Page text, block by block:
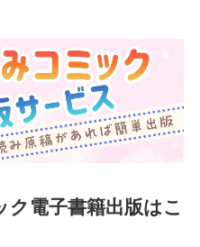
電子書籍出版はこ